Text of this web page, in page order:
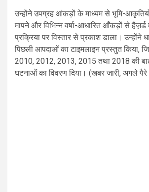
उन्होंने उपग्रह आंकड़ों के माध्यम से भूमि-
मापने और विभिन्न वर्षा-आधारित आँकड़ों से
प्रक्रिया पर विस्तार से प्रकाश डाला। उन्होंने
पिछली आपदाओं का टाइमलाइन प्रस्तुत किया,
2010, 2012, 2013, 2015 तथा 2018 की
घटनाओं का विवरण दिया। (खबर जारी, अगले पैरे